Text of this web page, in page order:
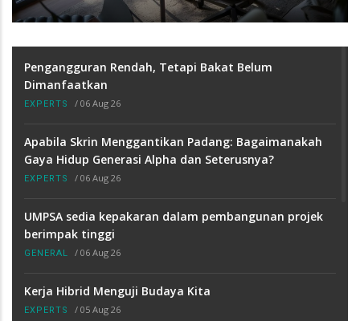
Pengangguran Rendah, Tetapi Bakat Belum
Dimanfaatkan
EXPERTS / 06 Aug 26
Apabila Skrin Menggantikan Padang: Bagaimanakah
Gaya Hidup Generasi Alpha dan Seterusnya?
EXPERTS / 06 Aug 26
UMPSA sedia kepakaran dalam pembangunan projek
berimpak tinggi
GENERAL / 06 Aug 26
Kerja Hibrid Menguji Budaya Kita
EXPERTS / 05 Aug 26